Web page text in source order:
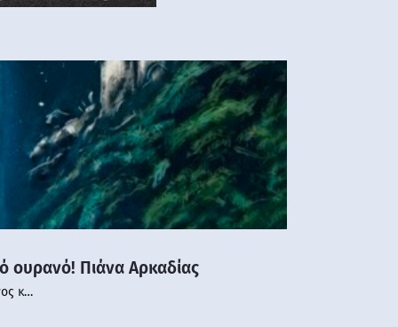
ουρανό! Πιάνα Αρκαδίας
κ…